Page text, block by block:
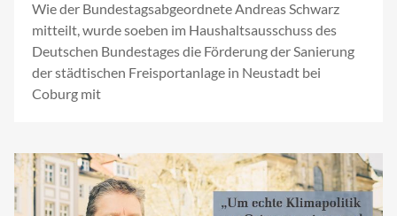
Wie der Bundestagsabgeordnete Andreas Schwarz
mitteilt, wurde soeben im Haushaltsausschuss des
Deutschen Bundestages die Förderung der Sanierung
der städtischen Freisportanlage in Neustadt bei
Coburg mit